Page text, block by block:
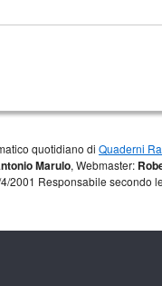
quotidiano di Quaderni
Marulo, Webmaster:
2001 Responsabile secondo